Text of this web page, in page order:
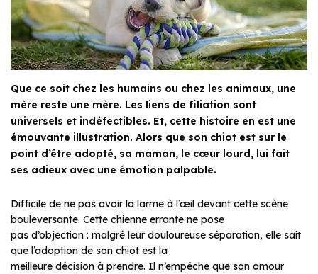
Que ce soit chez les humains ou chez les animaux, une
mère reste une mère. Les liens de filiation sont
universels et indéfectibles. Et, cette histoire en est une
émouvante illustration. Alors que son chiot est sur le
point d’être adopté, sa maman, le cœur lourd, lui fait
ses adieux avec une émotion palpable.
Difficile de ne pas avoir la larme à l’œil devant cette scène
bouleversante. Cette chienne errante ne pose
pas d’objection : malgré leur douloureuse séparation, elle sait
que l’adoption de son chiot est la
meilleure décision à prendre. Il n’empêche que son amour